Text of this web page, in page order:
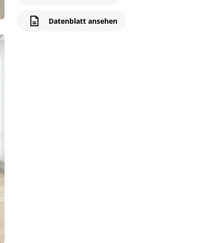
Datenblatt ansehen